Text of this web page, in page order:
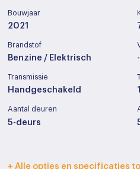
Bouwjaar
2021
Brandstof
Benzine / Elektrisch -
Transmissie
Handgeschakeld
Aantal deuren
5-deurs
Interieurkleur
+ Alle opties en specificaties